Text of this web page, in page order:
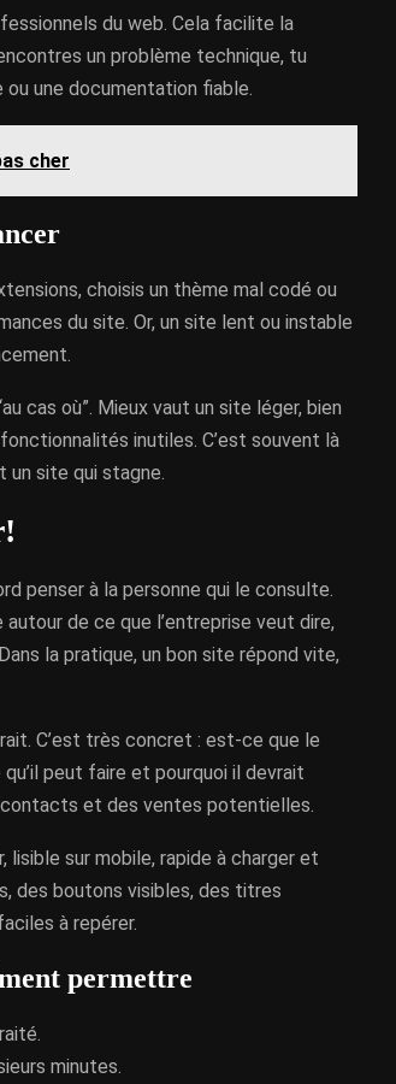
du web. Cela facilite la
un problème technique, tu
une documentation fiable.
cher
choisis un thème mal codé ou
du site. Or, un site lent ou instable
cas où”. Mieux vaut un site léger, bien
inutiles. C’est souvent là
site qui stagne.
penser à la personne qui le consulte.
de ce que l’entreprise veut dire,
la pratique, un bon site répond vite,
C’est très concret : est-ce que le
peut faire et pourquoi il devrait
et des ventes potentielles.
sur mobile, rapide à charger et
des boutons visibles, des titres
à repérer.
permettre
minutes.